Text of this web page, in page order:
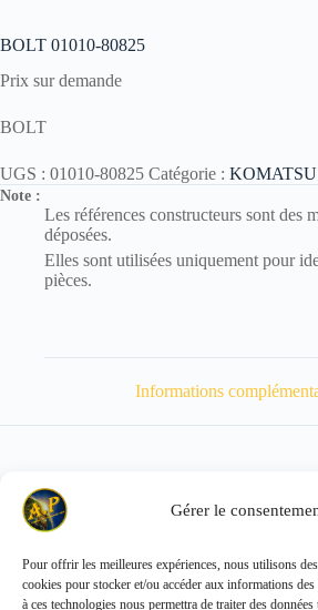
Gérer le
Pour offrir les meilleures expériences, nous utilisons
cookies pour stocker et/ou accéder aux informations
à ces technologies nous permettra de traiter des
BOLT 01010-80825
Prix sur demande
BOLT
UGS : 01010-80825 Catégorie : KOMATSU
Note :
Les références constructeurs sont des
déposées.
Elles sont utilisées uniquement pour
pièces.
Informations
Poids 14 kg
Copyright © 2026 - ALL PARTS